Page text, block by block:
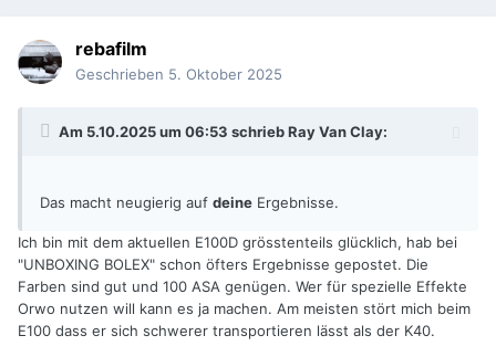
rebafilm
Geschrieben 5. Oktober 2025
Am 5.10.2025 um 06:53 schriebRay Van Clay:
Das macht neugierig auf deine Ergebnisse.
Ich bin mit dem aktuellen E100D grösstenteils glücklich, hab bei
"UNBOXING BOLEX" schon öfters Ergebnisse gepostet. Die
Farben sind gut und 100 ASA genügen. Wer für spezielle Effekte
Orwo nutzen will kann es ja machen. Am meisten stört mich beim
E100 dass er sich schwerer transportieren lässt als der K40.